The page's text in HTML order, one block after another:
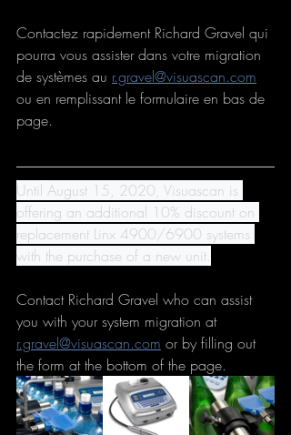
Contactez rapidement Richard Gravel qui
pourra vous assister dans votre migration
de systèmes au r.gravel@visuascan.com
ou en remplissant le formulaire en bas de
page.
Until August 15, 2020, Visuascan is
offering an additional 10% discount on
replacement Linx 4900/6900 systems
with the purchase of a new unit.
Contact Richard Gravel who can assist
you with your system migration at
r.gravel@visuascan.com or by filling out
the form at the bottom of the page.